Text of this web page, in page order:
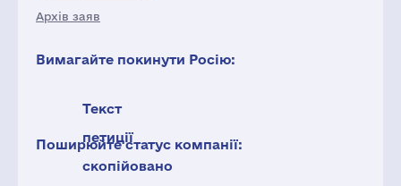
Архів заяв
Вимагайте покинути Росію:
Текст
петиції
скопійовано
Поширюйте статус компанії: